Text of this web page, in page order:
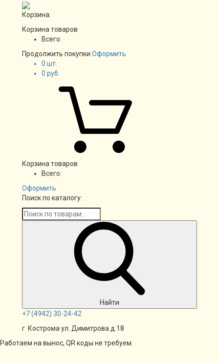
Корзина:
Корзина товаров
Всего:
Продолжить покупки Оформить
0 шт.
0 руб.
Корзина товаров
Всего:
Оформить
Поиск по каталогу:
Найти
+7(4942) 30-24-42
г. Кострома ул. Димитрова д.18
Работаем на вынос, QR коды не требуем.